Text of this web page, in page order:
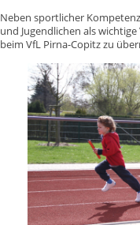
Neben sportlicher
und Jugendlichen als
beim VfL Pirna-Copitz zu